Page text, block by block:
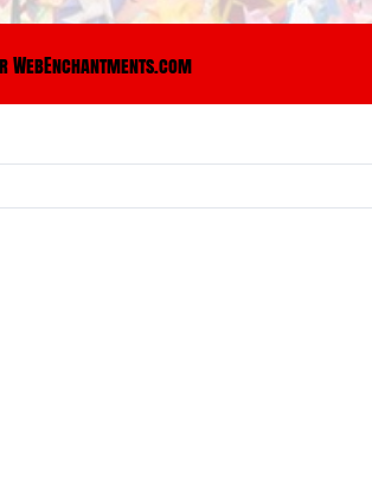
WebEnchantments.com